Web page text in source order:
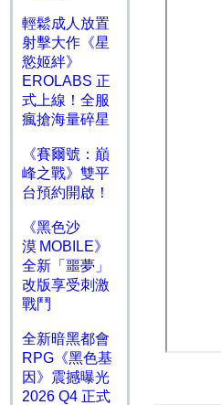
輕鬆成人放置
射擊大作《星
慾姬絆》
EROLABS 正
式上線！全服
瘋搶海量碎星
《賽爾號：巔
峰之戰》雙平
台預約開啟！
《黑色沙
漠 MOBILE》
全新「噩夢」
改版享受刺激
戰鬥
全新暗黑都會
RPG《黑色基
因》震撼曝光
2026 Q4 正式